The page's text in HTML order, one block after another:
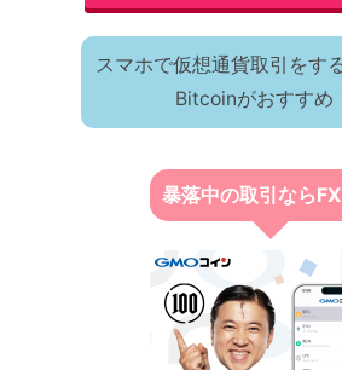
スマホで仮想通貨取引をす
Bitcoinがおすすめ
暴落中の取引ならFX